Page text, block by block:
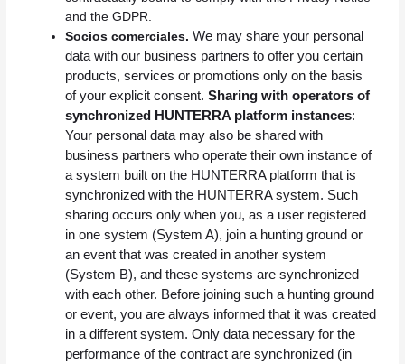
and the GDPR.
Socios comerciales. We may share your personal
data with our business partners to offer you certain
products, services or promotions only on the basis
of your explicit consent.Sharing with operators of
synchronized HUNTERRA platform instances:
Your personal data may also be shared with
business partners who operate their own instance of
a system built on the HUNTERRA platform that is
synchronized with the HUNTERRA system. Such
sharing occurs only when you, as a user registered
in one system (System A), join a hunting ground or
an event that was created in another system
(System B), and these systems are synchronized
with each other. Before joining such a hunting ground
or event, you are always informed that it was created
in a different system. Only data necessary for the
performance of the contract are synchronized (in